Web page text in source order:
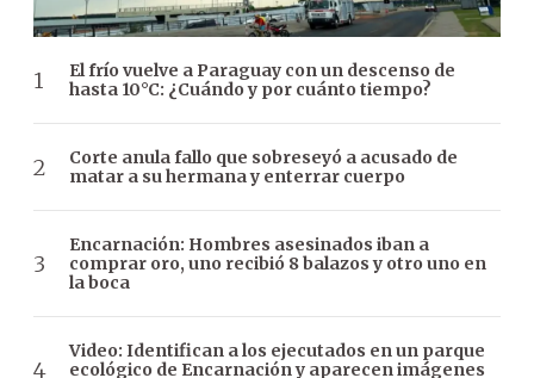
El frío vuelve a Paraguay con un descenso de
hasta 10°C: ¿Cuándo y por cuánto tiempo?
Corte anula fallo que sobreseyó a acusado de
matar a su hermana y enterrar cuerpo
Encarnación: Hombres asesinados iban a
comprar oro, uno recibió 8 balazos y otro uno en
la boca
Video: Identifican a los ejecutados en un parque
ecológico de Encarnación y aparecen imágenes